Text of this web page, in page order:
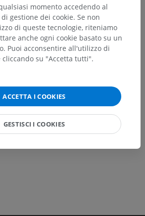
una correzione, traduzione o
dei contenuti.
momento accedendo al
gestione dei cookie. Se non
di queste tecnologie, riteniamo
anche ogni cookie basato su un
Puoi acconsentire all'utilizzo di
su "Accetta tutti".
ACCETTA I COOKIES
GESTISCI I COOKIES